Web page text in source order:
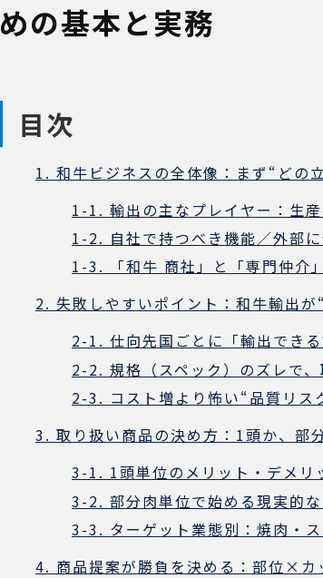
めの基本と実務
目次
1. 和牛ビジネスの全体像：まず“どの
1-1. 輸出の主なプレイヤー：生
1-2. 自社で持つべき機能／外部
1-3. 「和牛 商社」と「専門仲介
2. 失敗しやすいポイント：和牛輸出が
2-1. 仕向先国ごとに「輸出でき
2-2. 規格（スペック）のズレで、
2-3. コスト増より怖い“品質リス
3. 取り扱い商品の決め方：1頭か、部
3-1. 1頭単位のメリット・デメリ
3-2. 部分肉単位で始める現実的
3-3. ターゲット業態別：焼肉・
4. 商品提案が勝負を決める：部位×